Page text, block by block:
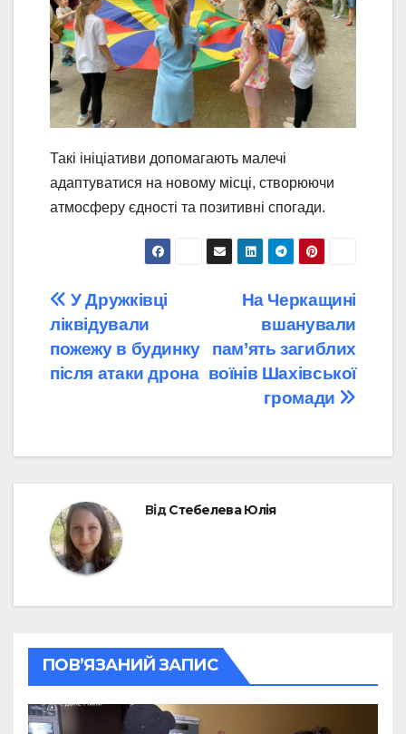
Такі ініціативи допомагають малечі
адаптуватися на новому місці, створюючи
атмосферу єдності та позитивні спогади.
Навігація
записів
На Черкащині
вшанували
пам’ять загиблих
воїнів Шахівської
громади
У Дружківці
ліквідували
пожежу в будинку
після атаки дрона
ВідСтебелева Юлія
ПОВ’ЯЗАНИЙ ЗАПИС